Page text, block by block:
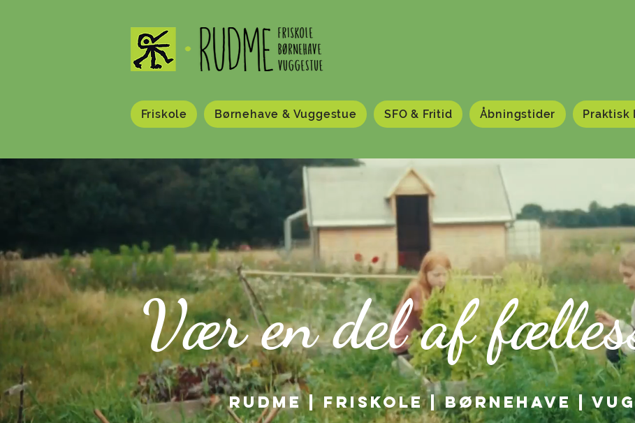
Friskole Børnehave & Vuggestue SFO & Fritid Åbningstider Praktisk
Vær en del af
RUDME | Friskole | Børnehave |